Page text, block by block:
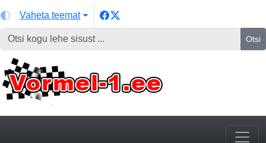
Vaheta teemat
Otsi